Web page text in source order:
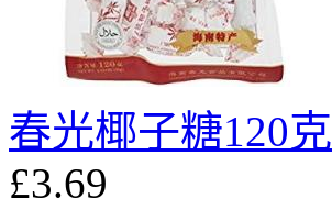
春光椰子糖120克
£3.69